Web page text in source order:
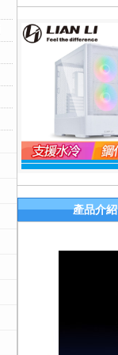
產品介紹